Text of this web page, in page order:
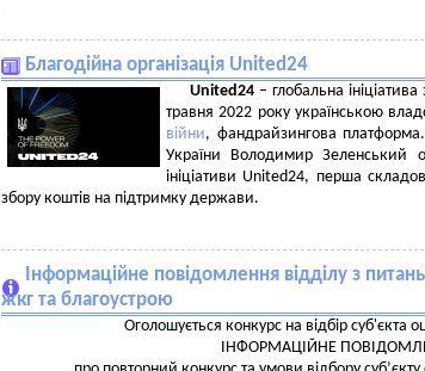
Благодійна організація United24
United24 – глобальна
травня 2022 року українською
війни, фандрайзингова
України Володимир Зеленський
ініціативи United24, перша
збору коштів на підтримку держави.
Інформаційне повідомлення відділу з
жкг та благоустрою
Оголошується конкурс на відбір суб'єкта
ІНФОРМАЦІЙНЕ